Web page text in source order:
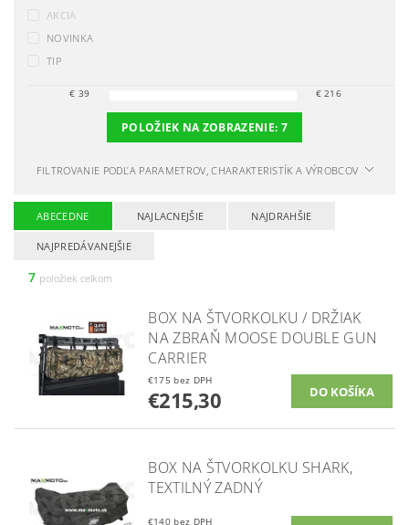
AKCIA
NOVINKA
TIP
€ 39 €216
POLOŽIEK NA ZOBRAZENIE: 7
FILTROVANIE PODĽA PARAMETROV, CHARAKTERISTÍK A VÝROBCOV
ABECEDNE NAJLACNEJŠIE NAJDRAHŠIE
NAJPREDÁVANEJŠIE
7 položiek celkom
BOX NA ŠTVORKOLKU / DRŽIAK
NA ZBRAŇ MOOSE DOUBLE GUN
CARRIER
€175 bez DPH
€215,30
BOX NA ŠTVORKOLKU SHARK,
TEXTILNÝ ZADNÝ
€140 bez DPH